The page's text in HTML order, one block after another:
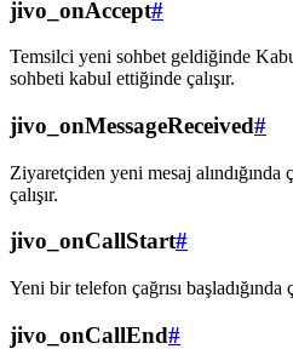
jivo_onAccept#
Temsilci yeni sohbet geldiğinde
sohbeti kabul ettiğinde çalışır.
jivo_onMessageReceived#
Ziyaretçiden yeni mesaj alındığında
çalışır.
jivo_onCallStart#
Yeni bir telefon çağrısı başladığında
jivo_onCallEnd#